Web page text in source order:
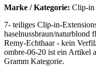
Marke / Kategorie: Clip-in
7- teiliges Clip-in-
haselnussbraun/naturblond
Remy-Echthaar - kein
ombre-06-20 ist ein Artikel
Gramm Kategorie.